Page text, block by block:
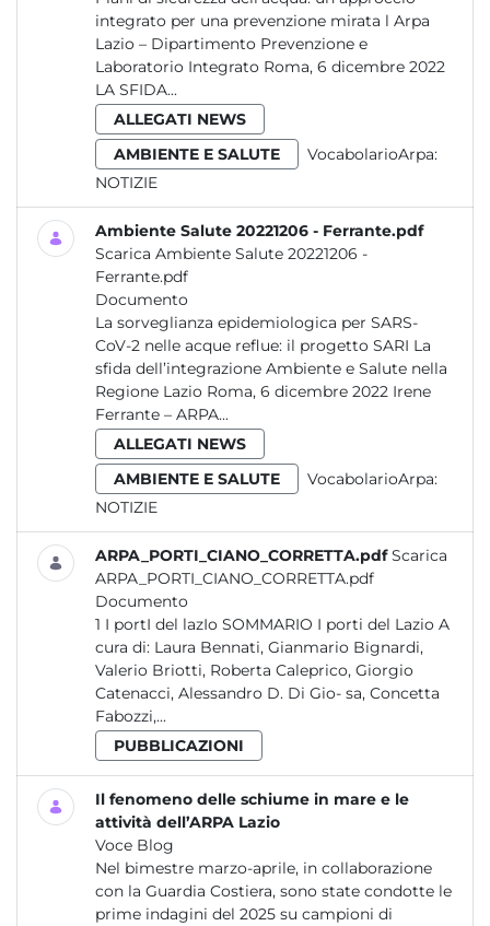
integrato per una prevenzione mirata l Arpa
Lazio – Dipartimento Prevenzione e
Laboratorio Integrato Roma, 6 dicembre 2022
LA SFIDA...
ALLEGATI NEWS
AMBIENTE E SALUTE
VocabolarioArpa:
NOTIZIE
Ambiente Salute 20221206 - Ferrante.pdf
Scarica Ambiente Salute 20221206 -
Ferrante.pdf
Documento
La sorveglianza epidemiologica per SARS-
CoV-2 nelle acque reflue: il progetto SARI La
sfida dell’integrazione Ambiente e Salute nella
Regione Lazio Roma, 6 dicembre 2022 Irene
Ferrante – ARPA...
ALLEGATI NEWS
AMBIENTE E SALUTE
VocabolarioArpa:
NOTIZIE
ARPA_PORTI_CIANO_CORRETTA.pdf Scarica
ARPA_PORTI_CIANO_CORRETTA.pdf
Documento
1 I portI del lazIo SOMMARIO I porti del Lazio A
cura di: Laura Bennati, Gianmario Bignardi,
Valerio Briotti, Roberta Caleprico, Giorgio
Catenacci, Alessandro D. Di Gio- sa, Concetta
Fabozzi,...
PUBBLICAZIONI
Il fenomeno delle schiume in mare e le
attività dell’ARPA Lazio
Voce Blog
Nel bimestre marzo-aprile, in collaborazione
con la Guardia Costiera, sono state condotte le
prime indagini del 2025 su campioni di